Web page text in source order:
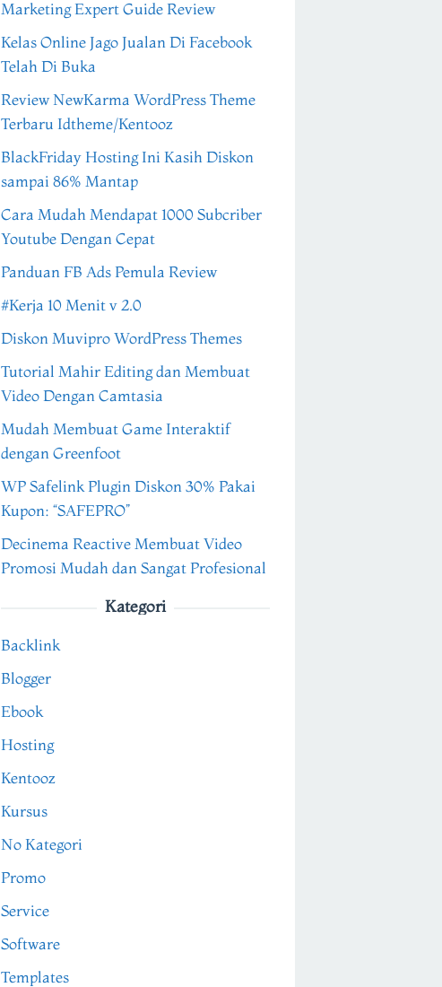
Marketing Expert Guide Review
Kelas Online Jago Jualan Di Facebook
Telah Di Buka
Review NewKarma WordPress Theme
Terbaru Idtheme/Kentooz
BlackFriday Hosting Ini Kasih Diskon
sampai 86% Mantap
Cara Mudah Mendapat 1000 Subcriber
Youtube Dengan Cepat
Panduan FB Ads Pemula Review
#Kerja 10 Menit v 2.0
Diskon Muvipro WordPress Themes
Tutorial Mahir Editing dan Membuat
Video Dengan Camtasia
Mudah Membuat Game Interaktif
dengan Greenfoot
WP Safelink Plugin Diskon 30% Pakai
Kupon: “SAFEPRO”
Decinema Reactive Membuat Video
Promosi Mudah dan Sangat Profesional
Kategori
Backlink
Blogger
Ebook
Hosting
Kentooz
Kursus
No Kategori
Promo
Service
Software
Templates